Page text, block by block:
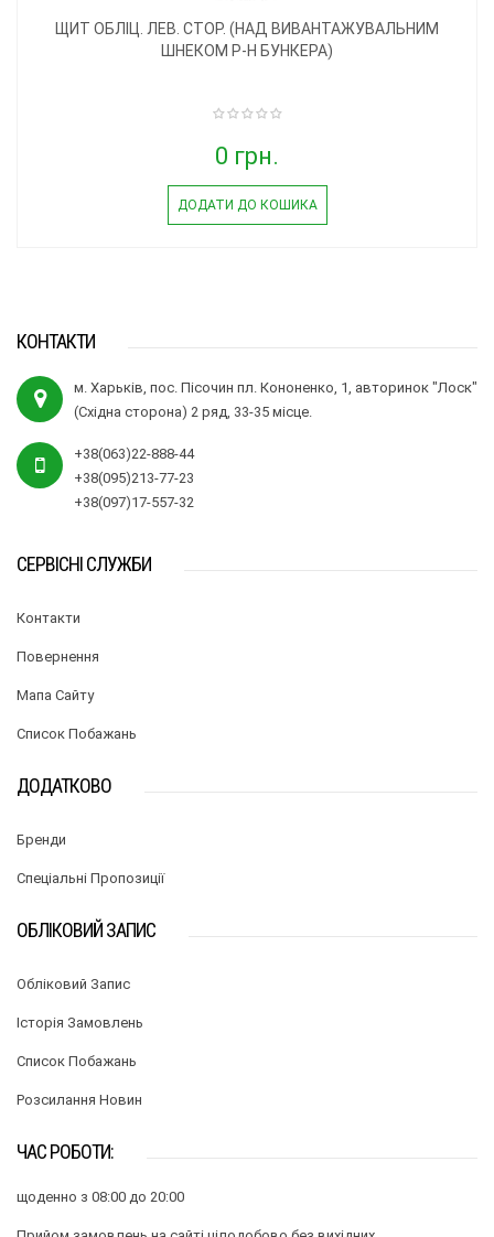
ЩИТ ОБЛІЦ. ЛЕВ. СТОР. (НАД ВИВАНТАЖУВАЛЬНИМ
ШНЕКОМ Р-Н БУНКЕРА)
0 грн.
ДОДАТИ ДО КОШИКА
КОНТАКТИ
м. Харьків, пос. Пісочин пл. Кононенко, 1, авторинок "Лоск"
(Східна сторона) 2 ряд, 33-35 місце.
+38(063)22-888-44
+38(095)213-77-23
+38(097)17-557-32
СЕРВІСНІ СЛУЖБИ
Контакти
Повернення
Мапа Сайту
Список Побажань
ДОДАТКОВО
Бренди
Спеціальні Пропозиції
ОБЛІКОВИЙ ЗАПИС
Обліковий Запис
Історія Замовлень
Список Побажань
Розсилання Новин
ЧАС РОБОТИ:
щоденно з 08:00 до 20:00